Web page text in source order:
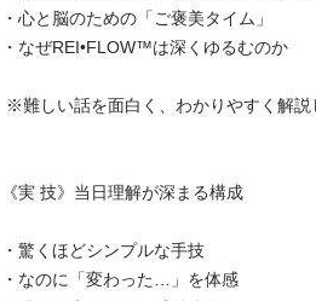
・心と脳のための「ご褒美タイム」
・なぜREI•FLOW™︎は深くゆるむのか
《実 技》当日理解が深まる構成
・驚くほどシンプルな手技
・なのに「変わった…」を体感